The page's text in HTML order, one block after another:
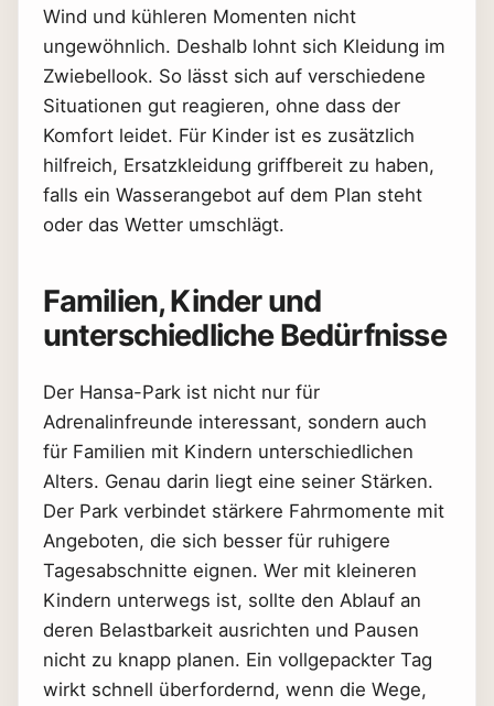
Wind und kühleren Momenten nicht
ungewöhnlich. Deshalb lohnt sich Kleidung im
Zwiebellook. So lässt sich auf verschiedene
Situationen gut reagieren, ohne dass der
Komfort leidet. Für Kinder ist es zusätzlich
hilfreich, Ersatzkleidung griffbereit zu haben,
falls ein Wasserangebot auf dem Plan steht
oder das Wetter umschlägt.
Familien, Kinder und
unterschiedliche Bedürfnisse
Der Hansa-Park ist nicht nur für
Adrenalinfreunde interessant, sondern auch
für Familien mit Kindern unterschiedlichen
Alters. Genau darin liegt eine seiner Stärken.
Der Park verbindet stärkere Fahrmomente mit
Angeboten, die sich besser für ruhigere
Tagesabschnitte eignen. Wer mit kleineren
Kindern unterwegs ist, sollte den Ablauf an
deren Belastbarkeit ausrichten und Pausen
nicht zu knapp planen. Ein vollgepackter Tag
wirkt schnell überfordernd, wenn die Wege,